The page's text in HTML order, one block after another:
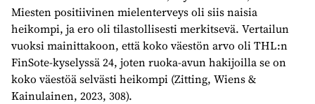
Miesten positiivinen mielenterveys oli siis naisia
heikompi, ja ero oli tilastollisesti merkitsevä. Vertailun
vuoksi mainittakoon, että koko väestön arvo oli THL:n
FinSote-kyselyssä 24, joten ruoka-avun hakijoilla se on
koko väestöä selvästi heikompi (Zitting, Wiens &
Kainulainen, 2023, 308).